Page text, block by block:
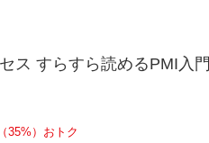
ス すらすら読めるPMI入門
35%）おトク